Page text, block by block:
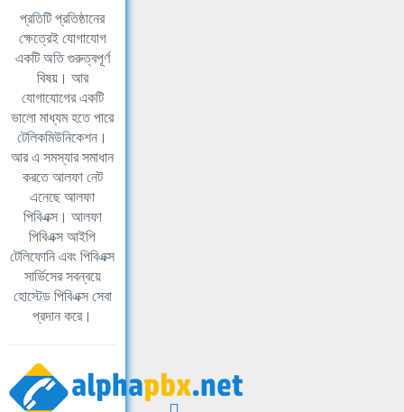
প্রতিটি প্রতিষ্ঠানের
ক্ষেত্রেই যোগাযোগ
একটি অতি গুরুত্বপূর্ণ
বিষয়। আর
যোগাযোগের একটি
ভালো মাধ্যম হতে পারে
টেলিকমিউনিকেশন।
আর এ সমস্যার সমাধান
করতে আলফা নেট
এনেছে আলফা
পিবিএক্স। আলফা
পিবিএক্স আইপি
টেলিফোনি এবং পিবিএক্স
সার্ভিসের সবন্বয়ে
হোস্টেড পিবিএক্স সেবা
প্রদান করে।